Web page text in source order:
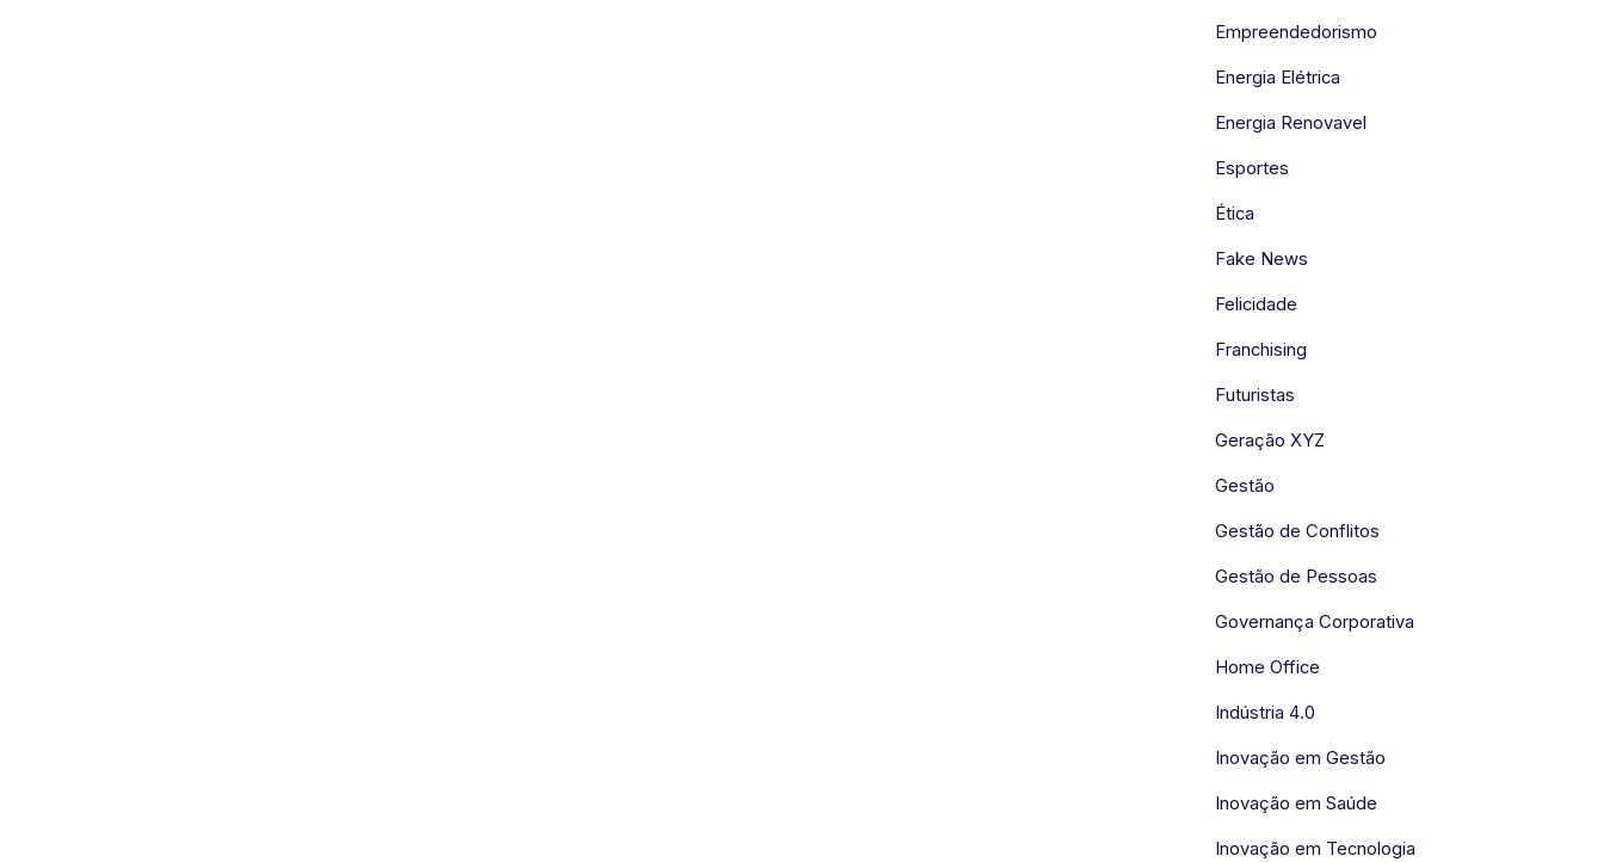
Empreendedorismo
Energia Elétrica
Energia Renovavel
Esportes
Ética
Fake News
Felicidade
Franchising
Futuristas
Geração XYZ
Gestão
Gestão de Conflitos
Gestão de Pessoas
Governança Corporativa
Home Office
Indústria 4.0
Inovação em Gestão
Inovação em Saúde
Inovação em Tecnologia